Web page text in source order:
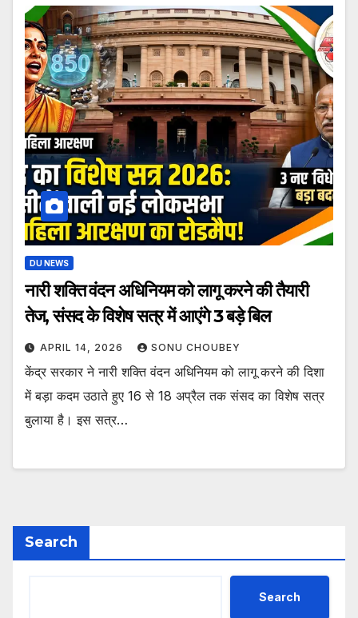
DU NEWS
नारी शक्ति वंदन अधिनियम को लागू करने की तैयारी
तेज, संसद के विशेष सत्र में आएंगे 3 बड़े बिल
APRIL 14, 2026 SONU CHOUBEY
केंद्र सरकार ने नारी शक्ति वंदन अधिनियम को लागू करने की दिशा
में बड़ा कदम उठाते हुए 16 से 18 अप्रैल तक संसद का विशेष सत्र
बुलाया है। इस सत्र…
Search
Search